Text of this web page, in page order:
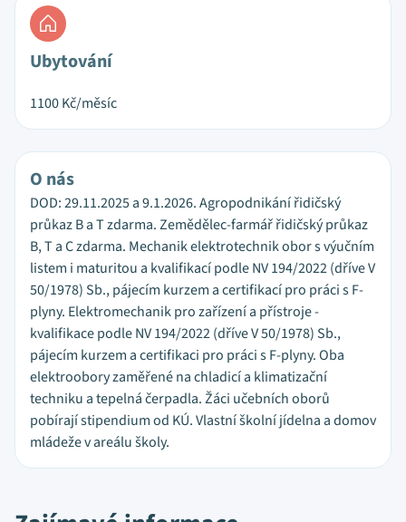
Ubytování
1100Kč/měsíc
O nás
DOD: 29.11.2025 a 9.1.2026. Agropodnikání řidičský
průkaz B a T zdarma. Zemědělec-farmář řidičský průkaz
B, T a C zdarma. Mechanik elektrotechnik obor s výučním
listem i maturitou a kvalifikací podle NV 194/2022 (dříve V
50/1978) Sb., pájecím kurzem a certifikací pro práci s F-
plyny. Elektromechanik pro zařízení a přístroje -
kvalifikace podle NV 194/2022 (dříve V 50/1978) Sb.,
pájecím kurzem a certifikaci pro práci s F-plyny. Oba
elektroobory zaměřené na chladicí a klimatizační
techniku a tepelná čerpadla. Žáci učebních oborů
pobírají stipendium od KÚ. Vlastní školní jídelna a domov
mládeže v areálu školy.